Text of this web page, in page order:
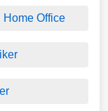
Home Office